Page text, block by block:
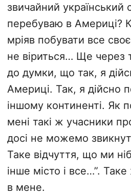
звичайний український
перебуваю в Америці?
мріяв побувати все
не віриться… Ще через
до думки, що так, я
Америці. Так, я дійсно
іншому континенті. Як
мені такі ж учасники
досі не можемо
Таке відчуття, що ми
інше місто і все…”.
в мене.